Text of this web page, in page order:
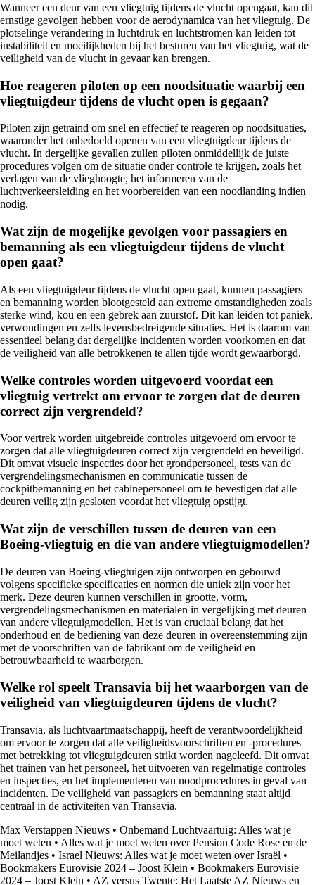
Wanneer een deur van een vliegtuig tijdens de vlucht opengaat, kan dit
ernstige gevolgen hebben voor de aerodynamica van het vliegtuig. De
plotselinge verandering in luchtdruk en luchtstromen kan leiden tot
instabiliteit en moeilijkheden bij het besturen van het vliegtuig, wat de
veiligheid van de vlucht in gevaar kan brengen.
Hoe reageren piloten op een noodsituatie waarbij een
vliegtuigdeur tijdens de vlucht open is gegaan?
Piloten zijn getraind om snel en effectief te reageren op noodsituaties,
waaronder het onbedoeld openen van een vliegtuigdeur tijdens de
vlucht. In dergelijke gevallen zullen piloten onmiddellijk de juiste
procedures volgen om de situatie onder controle te krijgen, zoals het
verlagen van de vlieghoogte, het informeren van de
luchtverkeersleiding en het voorbereiden van een noodlanding indien
nodig.
Wat zijn de mogelijke gevolgen voor passagiers en
bemanning als een vliegtuigdeur tijdens de vlucht
open gaat?
Als een vliegtuigdeur tijdens de vlucht open gaat, kunnen passagiers
en bemanning worden blootgesteld aan extreme omstandigheden zoals
sterke wind, kou en een gebrek aan zuurstof. Dit kan leiden tot paniek,
verwondingen en zelfs levensbedreigende situaties. Het is daarom van
essentieel belang dat dergelijke incidenten worden voorkomen en dat
de veiligheid van alle betrokkenen te allen tijde wordt gewaarborgd.
Welke controles worden uitgevoerd voordat een
vliegtuig vertrekt om ervoor te zorgen dat de deuren
correct zijn vergrendeld?
Voor vertrek worden uitgebreide controles uitgevoerd om ervoor te
zorgen dat alle vliegtuigdeuren correct zijn vergrendeld en beveiligd.
Dit omvat visuele inspecties door het grondpersoneel, tests van de
vergrendelingsmechanismen en communicatie tussen de
cockpitbemanning en het cabinepersoneel om te bevestigen dat alle
deuren veilig zijn gesloten voordat het vliegtuig opstijgt.
Wat zijn de verschillen tussen de deuren van een
Boeing-vliegtuig en die van andere vliegtuigmodellen?
De deuren van Boeing-vliegtuigen zijn ontworpen en gebouwd
volgens specifieke specificaties en normen die uniek zijn voor het
merk. Deze deuren kunnen verschillen in grootte, vorm,
vergrendelingsmechanismen en materialen in vergelijking met deuren
van andere vliegtuigmodellen. Het is van cruciaal belang dat het
onderhoud en de bediening van deze deuren in overeenstemming zijn
met de voorschriften van de fabrikant om de veiligheid en
betrouwbaarheid te waarborgen.
Welke rol speelt Transavia bij het waarborgen van de
veiligheid van vliegtuigdeuren tijdens de vlucht?
Transavia, als luchtvaartmaatschappij, heeft de verantwoordelijkheid
om ervoor te zorgen dat alle veiligheidsvoorschriften en -procedures
met betrekking tot vliegtuigdeuren strikt worden nageleefd. Dit omvat
het trainen van het personeel, het uitvoeren van regelmatige controles
en inspecties, en het implementeren van noodprocedures in geval van
incidenten. De veiligheid van passagiers en bemanning staat altijd
centraal in de activiteiten van Transavia.
Max Verstappen Nieuws • Onbemand Luchtvaartuig: Alles wat je
moet weten • Alles wat je moet weten over Pension Code Rose en de
Meilandjes • Israel Nieuws: Alles wat je moet weten over Israël •
Bookmakers Eurovisie 2024 – Joost Klein • Bookmakers Eurovisie
2024 – Joost Klein • AZ versus Twente: Het Laatste AZ Nieuws en